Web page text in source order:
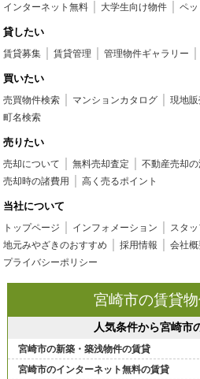
インターネット無料
大学生向け物件 ペ
貸したい
賃貸募集 賃貸管理 管理物件ギャラリー
買いたい
売買物件検索 マンションカタログ 現地
町名検索
売りたい
売却について 無料売却査定 不動産売却
売却時の諸費用
高く売るポイント
当社について
トップページ インフォメーション
スタ
地元みやざきのおすすめ
採用情報 会社
プライバシーポリシー
宮崎市の賃貸
人気条件から宮崎市
宮崎市の新築・築浅物件の賃貸
宮崎市のインターネット無料の賃貸